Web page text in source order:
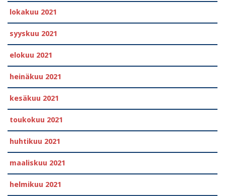
lokakuu 2021
syyskuu 2021
elokuu 2021
heinäkuu 2021
kesäkuu 2021
toukokuu 2021
huhtikuu 2021
maaliskuu 2021
helmikuu 2021